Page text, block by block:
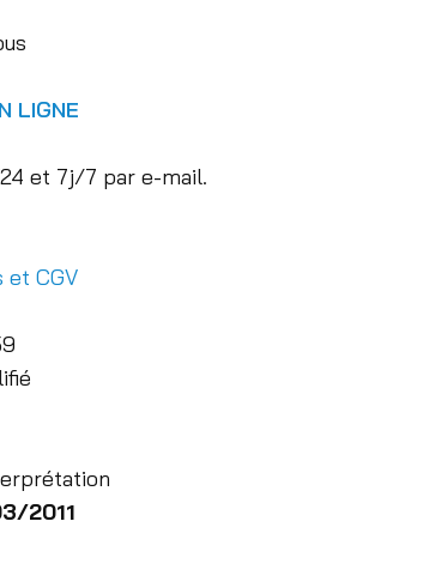
LIGNE
et 7j/7 par e-mail.
et CGV
2011